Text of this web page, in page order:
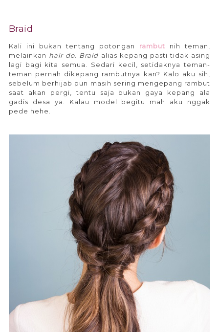
Braid
Kali ini bukan tentang potongan rambut nih teman,
melainkan hair do Braid alias kepang pasti tidak asing
lagi bagi kita semua. Sedari kecil, setidaknya teman-
teman pernah dikepang rambutnya kan? Kalo aku sih,
sebelum berhijab pun masih sering mengepang rambut
saat akan pergi, tentu saja bukan gaya kepang ala
gadis desa ya. Kalau model begitu mah aku nggak
pede hehe.